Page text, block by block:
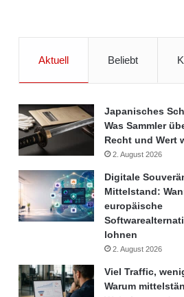
Aktuell Beliebt
Japanisches
Was Sammler
Recht und Wert
2. August 2026
Digitale
Mittelstand:
europäische
lohnen
2. August 2026
Viel Traffic,
Warum